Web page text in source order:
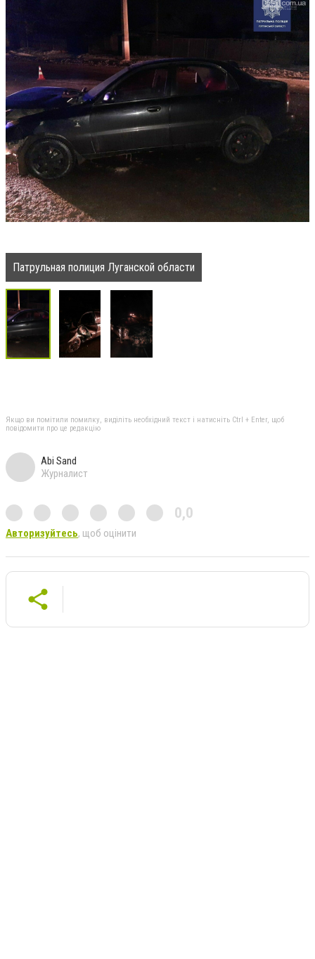
Патрульная полиция Луганской области
Якщо ви помітили помилку, виділіть необхідний текст і натисніть Ctrl + Enter, щоб
повідомити про це редакцію
Abi Sand
Журналист
0,0
Авторизуйтесь, щоб оцінити